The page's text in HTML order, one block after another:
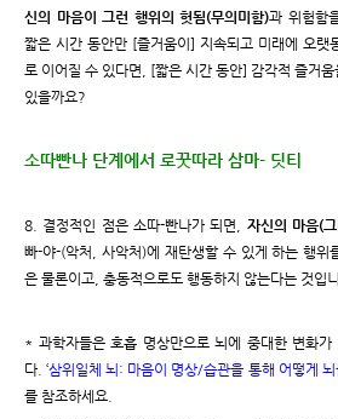
신의 마음이 그런 행위의 헛됨(무의미함)과 위험함
짧은 시간 동안만 [즐거움이] 지속되고 미래에 오랫
로 이어질 수 있다면, [짧은 시간 동안] 감각적 즐거
있을까요?
소따빤나 단계에서 로꿋따라 삼마- 딧티
8. 결정적인 점은 소따-빤나가 되면, 자신의 마음(
빠-야-(악처, 사악처)에 재탄생할 수 있게 하는 행위
은 물론이고, 충동적으로도 행동하지 않는다는 것입
* 과학자들은 호흡 명상만으로 뇌에 중대한 변화가
다. ‘삼위일체 뇌: 마음이 명상/습관을 통해 어떻게
를 참조하세요.